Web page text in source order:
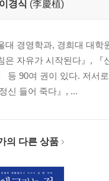
이경식 (李慶植)
대 경영학과, 경희대 대학
은 자유가 시작된다』, 『
등 90여 권이 있다. 저서
신 들어 죽다』, ...
의 다른 상품